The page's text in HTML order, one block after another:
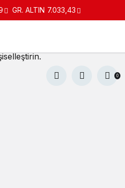
GR. ALTIN 7.033,43
0